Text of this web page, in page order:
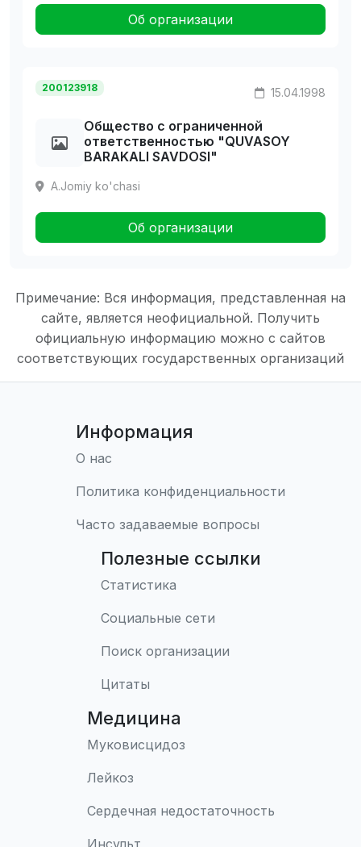
Об организации
200123918 15.04.1998
Общество с ограниченной
ответственностью "QUVASOY
BARAKALI SAVDOSI"
A.Jomiy ko'chasi
Об организации
Примечание: Вся информация, представленная на
сайте, является неофициальной. Получить
официальную информацию можно с сайтов
соответствующих государственных организаций
Информация
О нас
Политика конфиденциальности
Часто задаваемые вопросы
Полезные ссылки
Статистика
Социальные сети
Поиск организации
Цитаты
Медицина
Муковисцидоз
Лейкоз
Сердечная недостаточность